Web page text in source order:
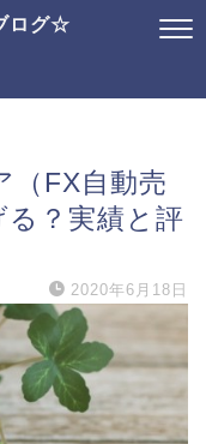
ログ☆
（FX自動売
？実績と評
2020年6月18日